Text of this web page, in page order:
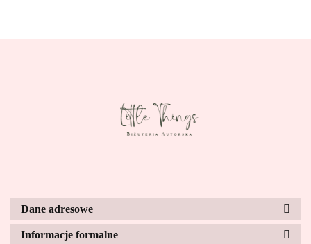
Dane adresowe
Informacje formalne